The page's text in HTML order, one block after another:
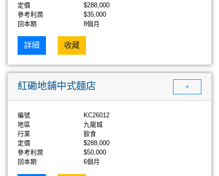
定價
$288,000
參考利潤
$35,000
回本期
8個月
詳細 收藏
紅磡地鋪中式麵店 +
編號
KC26012
地區
九龍城
行業
飲食
定價
$288,000
參考利潤
$50,000
回本期
6個月